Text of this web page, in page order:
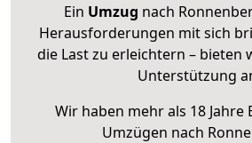
Ein Umzug nach
Herausforderungen mit sich
die Last zu erleichtern – bieten
Unterstützung
Wir haben mehr als 18
Umzügen nach